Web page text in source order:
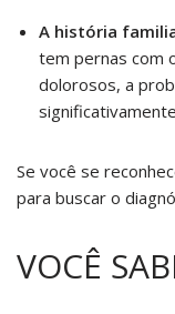
A história
tem pernas com
dolorosos, a
Se você se
para buscar o
VOCÊ